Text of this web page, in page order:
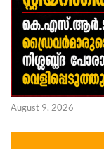
August 9, 2026